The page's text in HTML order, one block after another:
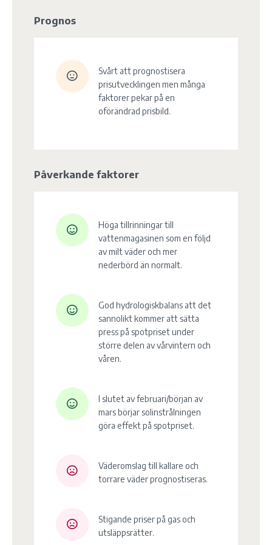
Prognos
Svårt att prognostisera
prisutvecklingen men många
faktorer pekar på en
oförändrad prisbild.
Påverkande faktorer
Höga tillrinningar till
vattenmagasinen som en följd
av milt väder och mer
nederbörd än normalt.
God hydrologiskbalans att det
sannolikt kommer att sätta
press på spotpriset under
större delen av vårvintern och
våren.
I slutet av februari/början av
mars börjar solinstrålningen
göra effekt på spotpriset.
Väderomslag till kallare och
torrare väder prognostiseras.
Stigande priser på gas och
utsläppsrätter.